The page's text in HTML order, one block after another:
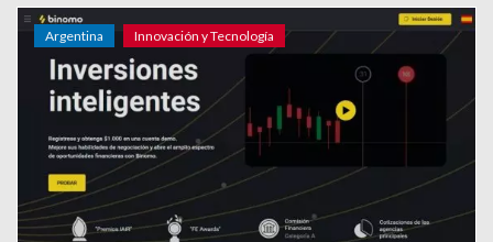
Argentina Innovación y Tecnología